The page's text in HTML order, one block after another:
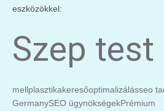
eszközökkel:
Szep
mellplasztikakeresőoptimalizálásseo
GermanySEO ügynökségekPrémium